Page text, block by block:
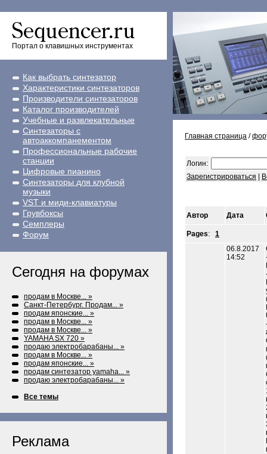
Портал о клавишных инструментах
Как выбрать синтезатор
Характеристики синтезаторов
Производители синтезаторов
Каталог производителей
Учебные и развлекательные
Синтезаторы с
автоаккомпанементом
Профессиональные рабочие
станции
Цифровые пианино
Синтезаторы для клубной
музыки
VST и миди-клавиатуры
Грувбоксы
Семплеры
Форум
Сегодня на форумах
продам в Москве... »
Санкт-Петербург. Продам... »
продам японские... »
продам в Москве... »
продам в Москве... »
YAMAHA SX 720 »
продаю электробарабаны... »
продам в Москве... »
продам японские... »
продам синтезатор yamaha... »
продаю электробарабаны... »
Все темы
Реклама
Главная страница /
Логин:
Зарегистрироваться
Автор Дата
Pages: 1
06.8.2017
14:52